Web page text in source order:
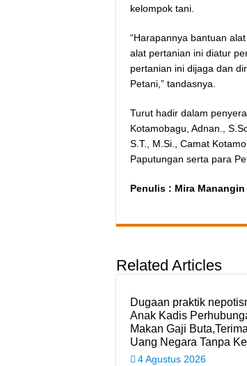
kelompok tani.
“Harapannya bantuan
alat pertanian ini diatur
pertanian ini dijaga dan
Petani,” tandasnya.
Turut hadir dalam
Kotamobagu, Adnan.,
S.T., M.Si., Camat
Paputungan serta para
Penulis : Mira Manangin
Related Articles
Dugaan praktik
Anak Kadis
Makan Gaji Buta,Terima
Uang Negara Tanpa
4 Agustus 2026